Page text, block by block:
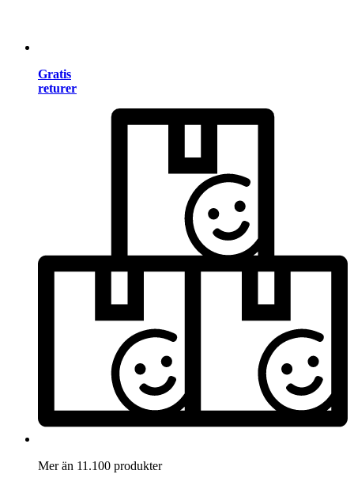
Gratis
returer
Mer än 11.100 produkter